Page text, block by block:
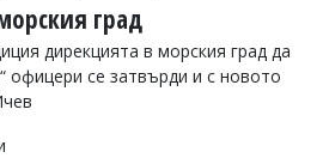
град
дирекцията в морския град да
офицери се затвърди и с новото